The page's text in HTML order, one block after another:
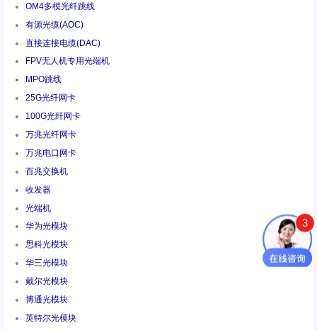
OM4多模光纤跳线
有源光缆(AOC)
直接连接电缆(DAC)
FPV无人机专用光端机
MPO跳线
25G光纤网卡
100G光纤网卡
万兆光纤网卡
万兆电口网卡
百兆交换机
收发器
光端机
华为光模块
思科光模块
华三光模块
戴尔光模块
博通光模块
英特尔光模块
3